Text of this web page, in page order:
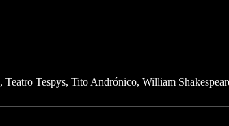
Teatro Tespys Tito Andrónico William